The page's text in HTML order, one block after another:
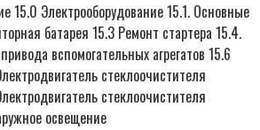
15.0 Электрооборудование 15.1. Основные
батарея 15.3 Ремонт стартера 15.4.
вспомогательных агрегатов 15.6
стеклоочистителя
стеклоочистителя
освещение